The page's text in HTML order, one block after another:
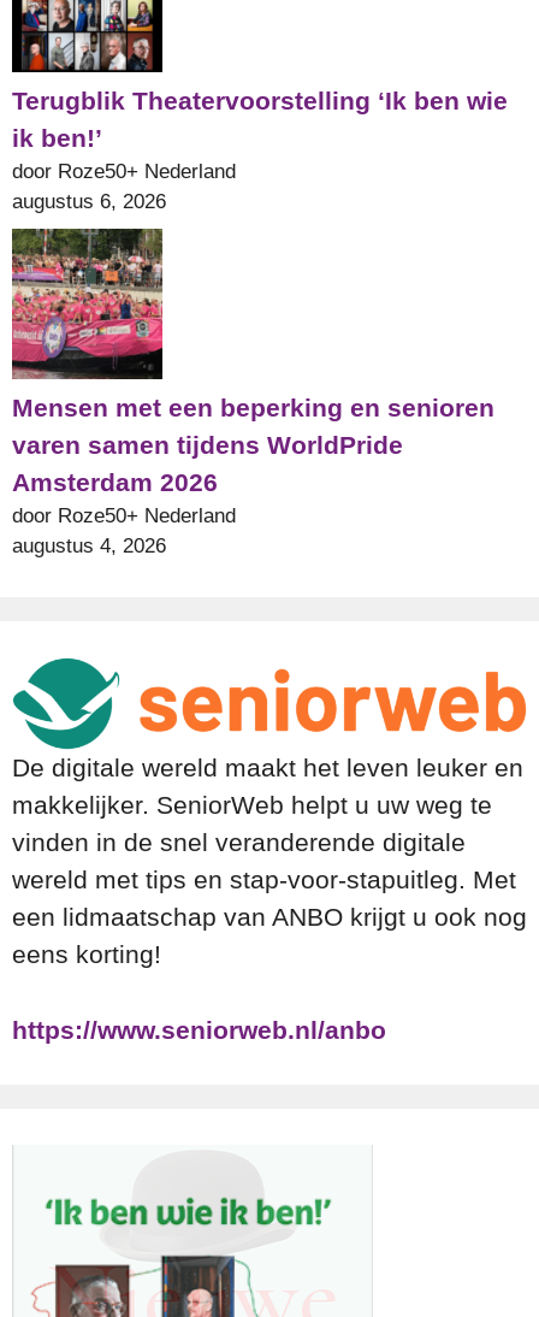
Terugblik Theatervoorstelling ‘Ik ben wie
ik ben!’
door Roze50+ Nederland
augustus 6, 2026
Mensen met een beperking en senioren
varen samen tijdens WorldPride
Amsterdam 2026
door Roze50+ Nederland
augustus 4, 2026
De digitale wereld maakt het leven leuker en
makkelijker. SeniorWeb helpt u uw weg te
vinden in de snel veranderende digitale
wereld met tips en stap-voor-stapuitleg. Met
een lidmaatschap van ANBO krijgt u ook nog
eens korting!
https://www.seniorweb.nl/anbo